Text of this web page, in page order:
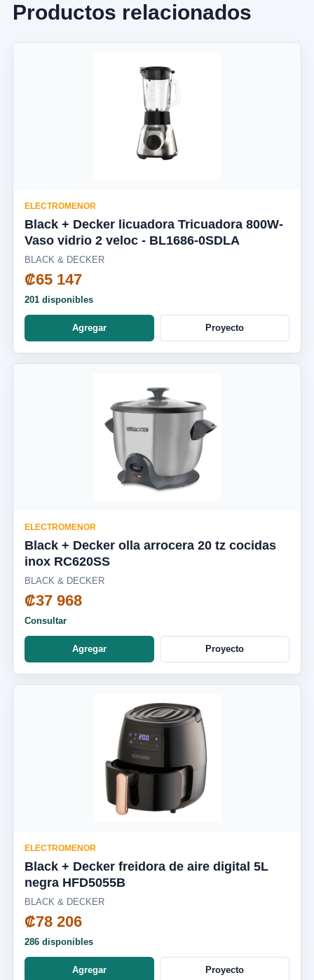
Productos relacionados
ELECTROMENOR
Black + Decker licuadora Tricuadora 800W-
Vaso vidrio 2 veloc - BL1686-0SDLA
BLACK & DECKER
₡65 147
201 disponibles
Agregar Proyecto
ELECTROMENOR
Black + Decker olla arrocera 20 tz cocidas
inox RC620SS
BLACK & DECKER
₡37 968
Consultar
Agregar Proyecto
ELECTROMENOR
Black + Decker freidora de aire digital 5L
negra HFD5055B
BLACK & DECKER
₡78 206
286 disponibles
Agregar Proyecto